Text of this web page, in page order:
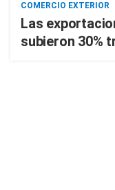
COMERCIO EXTERIOR
Las
subieron 30%